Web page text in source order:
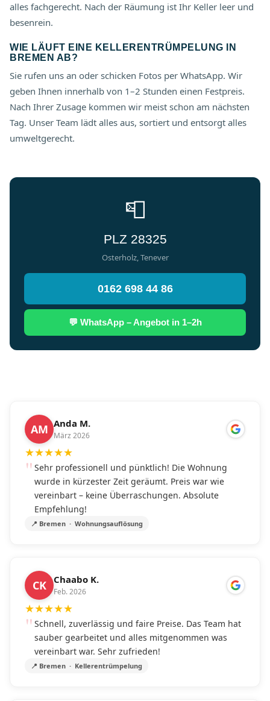
alles fachgerecht. Nach der Räumung ist Ihr Keller leer und
besenrein.
WIE LÄUFT EINE KELLERENTRÜMPELUNG IN
BREMEN AB?
Sie rufen uns an oder schicken Fotos per WhatsApp. Wir
geben Ihnen innerhalb von 1–2 Stunden einen Festpreis.
Nach Ihrer Zusage kommen wir meist schon am nächsten
Tag. Unser Team lädt alles aus, sortiert und entsorgt alles
umweltgerecht.
📮
PLZ 28325
Osterholz, Tenever
0162 698 44 86
💬 WhatsApp – Angebot in 1–2h
AM Anda M.
März 2026
★★★★★
Sehr professionell und pünktlich! Die Wohnung
wurde in kürzester Zeit geräumt. Preis war wie
vereinbart – keine Überraschungen. Absolute
Empfehlung!
📍 Bremen · Wohnungsauflösung
CK Chaabo K.
Feb. 2026
★★★★★
Schnell, zuverlässig und faire Preise. Das Team hat
sauber gearbeitet und alles mitgenommen was
vereinbart war. Sehr zufrieden!
📍 Bremen · Kellerentrümpelung